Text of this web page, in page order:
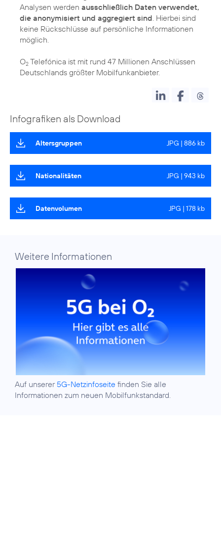
Analysen werden ausschließlich Daten verwendet,
die anonymisiert und aggregiert sind . Hierbei sind
keine Rückschlüsse auf persönliche Informationen
möglich.
O2 Telefónica ist mit rund 47 Millionen Anschlüssen
Deutschlands größter Mobilfunkanbieter.
Infografiken als Download
Altersgruppen JPG | 886 kb
Nationalitäten JPG | 943 kb
Datenvolumen JPG | 178 kb
Weitere Informationen
Auf unserer 5G-Netzinfoseite finden Sie alle
Informationen zum neuen Mobilfunkstandard.